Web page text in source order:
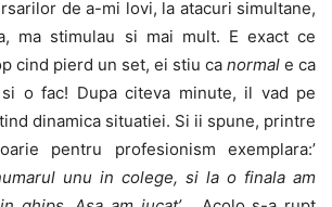
de a-mi lovi, la atacuri simultane,
ma stimulau si mai mult. E exact ce
cind pierd un set, ei stiu ca normal e ca
o fac! Dupa citeva minute, il vad pe
dinamica situatiei. Si ii spune, printre
pentru profesionism exemplara:’
unu in colege, si la o finala am